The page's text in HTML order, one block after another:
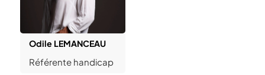
Odile LEMANCEAU
Référente handicap